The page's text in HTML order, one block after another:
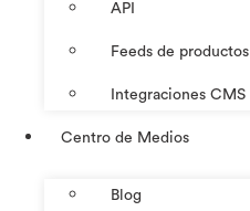
API
Feeds de productos
Integraciones CMS
Centro de Medios
Blog